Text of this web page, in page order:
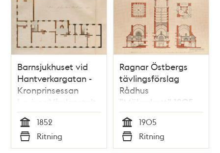
Barnsjukhuset vid
Hantverkargatan -
Kronprinsessan
Lovisas Vårdanstalt
för sjuka barn,
ritningar 1852
Tid
1852
Typ
Ritning
Ragnar Östbergs
tävlingsförslag
Rådhus
”Mälardrott” 1905,
sektioner och planer
tornet
Tid
1905
Typ
Ritning